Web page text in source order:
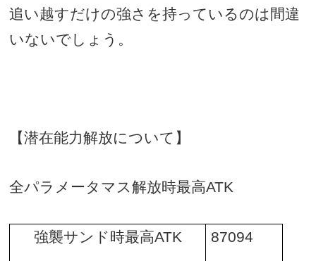
追い越すだけの強さを持っているのは間違
いないでしょう。
【潜在能力解放について】
全パラメータマス解放時最高ATK
強襲サンド時最高ATK 87094